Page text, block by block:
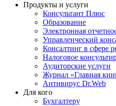
Продукты и услуги
Консультант Плюс
Образование
Электронная
Управленческий
Консалтинг в сфере
Налоговое
Аудиторские услуги
Журнал «Главная
Антивирус Dr.Web
Для кого
Бухгалтеру